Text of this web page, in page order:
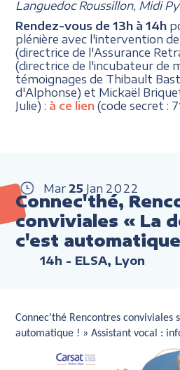
Languedoc Roussillon, Midi
Rendez-vous de 13h à 14h
plénière avec l'intervention
(directrice de l'Assurance
(directrice de l'incubateur de
témoignages de Thibault
d'Alphonse) et Mickaël
Julie) : à ce lien (code secret :
Mar 25 Jan 2022
Connec'thé,
conviviales « La
c'est
14h - ELSA, Lyon
Connec'thé Rencontres conviviales
automatique ! » Assistant vocal :